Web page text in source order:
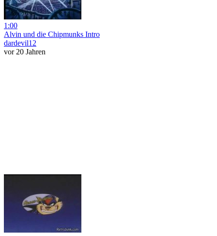
1:00
Alvin und die Chipmunks Intro
dardevil12
vor 20 Jahren